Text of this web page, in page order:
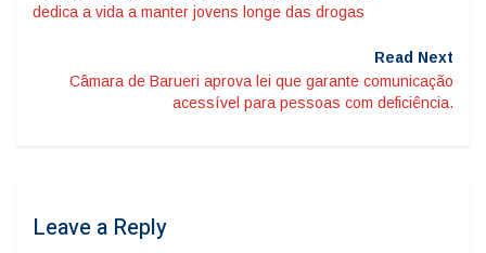
dedica a vida a manter jovens longe das drogas
Read Next
Câmara de Barueri aprova lei que garante comunicação
acessível para pessoas com deficiência.
Leave a Reply